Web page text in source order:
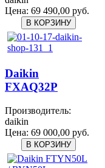
Цена: 69 490,00 руб.
Daikin
FXAQ32P
Производитель:
daikin
Цена: 69 000,00 руб.